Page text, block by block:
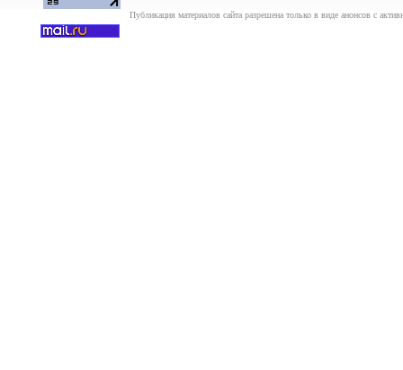
Публикация материалов сайта разрешена только в виде анонсов с